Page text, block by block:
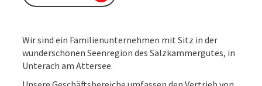
Wir sind ein Familienunternehmen mit Sitz in der
wunderschönen Seenregion des Salzkammergutes, in
Unterach am Attersee.